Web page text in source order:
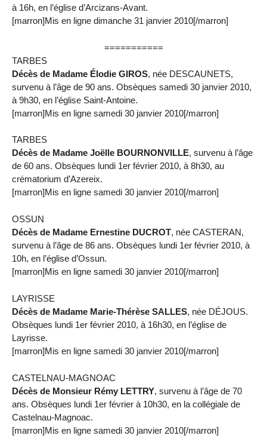
à 16h, en l’église d’Arcizans-Avant.
[marron]Mis en ligne dimanche 31 janvier 2010[/marron]
===========
TARBES
Décès de Madame Élodie GIROS, née DESCAUNETS,
survenu à l’âge de 90 ans. Obsèques samedi 30 janvier 2010,
à 9h30, en l’église Saint-Antoine.
[marron]Mis en ligne samedi 30 janvier 2010[/marron]
TARBES
Décès de Madame Joëlle BOURNONVILLE, survenu à l’âge
de 60 ans. Obsèques lundi 1er février 2010, à 8h30, au
crématorium d’Azereix.
[marron]Mis en ligne samedi 30 janvier 2010[/marron]
OSSUN
Décès de Madame Ernestine DUCROT, née CASTERAN,
survenu à l’âge de 86 ans. Obsèques lundi 1er février 2010, à
10h, en l’église d’Ossun.
[marron]Mis en ligne samedi 30 janvier 2010[/marron]
LAYRISSE
Décès de Madame Marie-Thérèse SALLES, née DÉJOUS.
Obsèques lundi 1er février 2010, à 16h30, en l’église de
Layrisse.
[marron]Mis en ligne samedi 30 janvier 2010[/marron]
CASTELNAU-MAGNOAC
Décès de Monsieur Rémy LETTRY, survenu à l’âge de 70
ans. Obsèques lundi 1er février à 10h30, en la collégiale de
Castelnau-Magnoac.
[marron]Mis en ligne samedi 30 janvier 2010[/marron]